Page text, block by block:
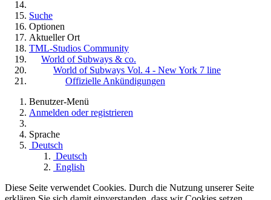
Suche
Optionen
Aktueller Ort
TML-Studios Community
World of Subways & co.
World of Subways Vol. 4 - New York 7 line
Offizielle Ankündigungen
Benutzer-Menü
Anmelden oder registrieren
Sprache
Deutsch
Deutsch
English
Diese Seite verwendet Cookies. Durch die Nutzung unserer Seite